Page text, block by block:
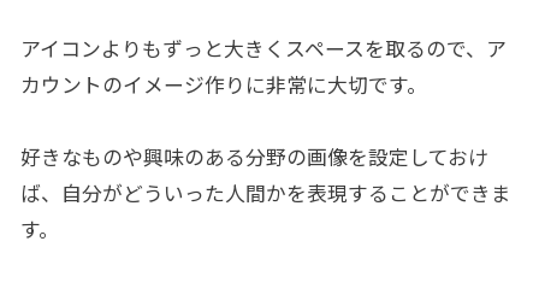
アイコンよりもずっと大きくスペースを取るので、ア
カウントのイメージ作りに非常に大切です。
好きなものや興味のある分野の画像を設定しておけ
ば、自分がどういった人間かを表現することができま
す。